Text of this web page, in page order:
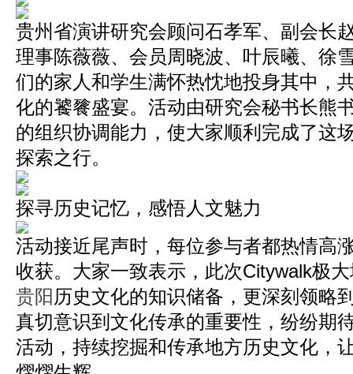
贵州省演讲研究会顾问石孝军、副会长
理事陈薇薇、会员周晓波、叶辰曦、徐
们的家人和学生满怀热忱地投身其中，
化的饕餮盛宴。活动由研究会秘书长熊
的组织协调能力，使大家顺利完成了这
探索之行。
探寻历史记忆，感悟人文魅力
活动接近尾声时，每位参与者都热情高
收获。大家一致表示，此次Citywalk极
贵阳 历史文化的知识储备，更深刻领略
真切意识到文化传承的重要性，纷纷期
活动，持续挖掘和传承地方历史文化，